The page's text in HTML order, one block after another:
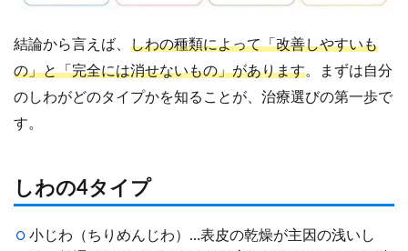
結論から言えば、 しわの種類によって「改善しやすいも
の」と「完全には消せないもの」があります。まずは自分
のしわがどのタイプかを知ることが、治療選びの第一歩で
す。
しわの4タイプ
小じわ（ちりめんじわ）…表皮の乾燥が主因の浅いし